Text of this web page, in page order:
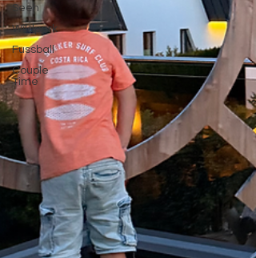
Seen
Wildpark
Fussball
Couple
Time